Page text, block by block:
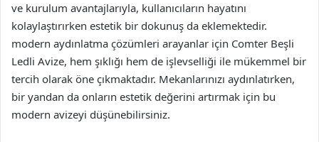
ve kurulum avantajlarıyla, kullanıcıların hayatını
kolaylaştırırken estetik bir dokunuş da eklemektedir.
modern aydınlatma çözümleri arayanlar için Comter Beşli
Ledli Avize, hem şıklığı hem de işlevselliği ile mükemmel bir
tercih olarak öne çıkmaktadır. Mekanlarınızı aydınlatırken,
bir yandan da onların estetik değerini artırmak için bu
modern avizeyi düşünebilirsiniz.